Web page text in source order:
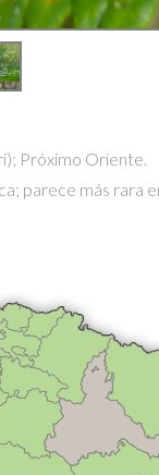
Próximo Oriente.
parece más rara